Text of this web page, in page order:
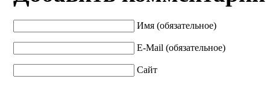
Имя (обязательное)
E-Mail (обязательное)
Сайт